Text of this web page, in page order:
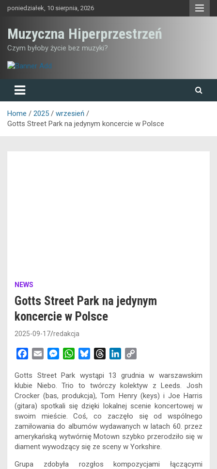
poniedziałek, 10 sierpnia, 2026
Muzyczna Hiperprzestrzeń
Czym byłoby życie bez muzyki?
Home 2025
wrzesień
Gotts Street Park na jedynym koncercie w Polsce
NEWS
Gotts Street Park na jedynym
koncercie w Polsce
2025-09-17 redakcja
c
e
b
o
o
k
a
i
l
M
s
s
e
n
g
e
r
W
a
s
A
p
p
u
e
s
k
y
e
a
d
s
n
k
e
d
I
n
p
y
L
i
n
k
Gotts Street Park wystąpi 13 grudnia w warszawskim
klubie Niebo. Trio to twórczy kolektyw z Leeds. Josh
Crocker (bas, produkcja), Tom Henry (keys) i Joe Harris
(gitara) spotkali się dzięki lokalnej scenie koncertowej w
swoim mieście. Coś, co zaczęło się od wspólnego
zamiłowania do albumów wydawanych w latach 60. przez
amerykańską wytwórnię Motown szybko przerodziło się w
diament wywodzący się ze sceny w Yorkshire.
Grupa zdobyła rozgłos kompozycjami łączącymi